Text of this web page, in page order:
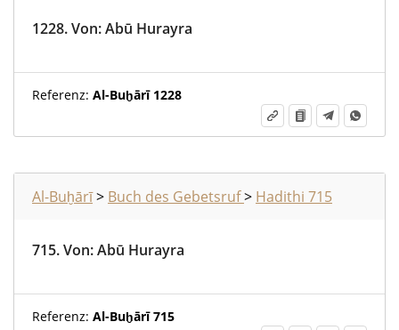
1228.Von:Abū Hurayra
Referenz: Al-Buḫārī 1228
Al-Buḫārī> Buch des Gebetsruf> Hadithi 715
715.Von:Abū Hurayra
Referenz: Al-Buḫārī 715